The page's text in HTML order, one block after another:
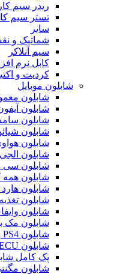
ریدر سیم
تستر سیم
سایر
شماتیک و
سیم آنلاکر
کابل نرم
کردیت و
شابلون موبایل
شابلون
شابلون
شابلون
شابلون
شابلون
شابلون الجی
شابلون سی
شابلون همه
شابلون
شابلون
شابلون
شابلون مک
شابلون PS4 و PS5
شابلون ECU خودرو
پک کامل
شابلون